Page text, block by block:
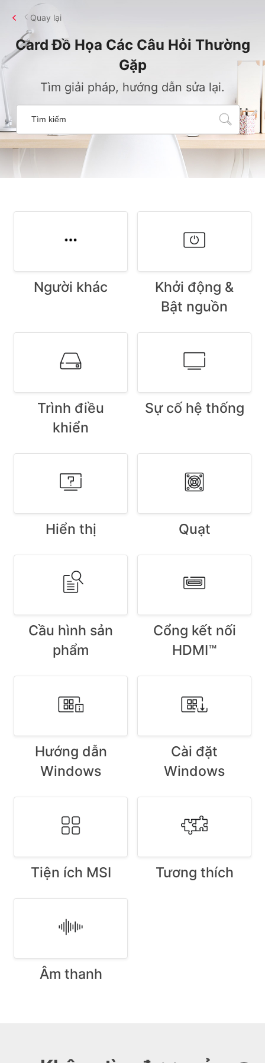
Card Đồ Họa Các Câu Hỏi Thường
Gặp
Tìm giải pháp, hướng dẫn sửa lại.
Quay lại
Người khác
Khởi động &
Bật nguồn
Trình điều
khiển
Sự cố hệ thống
Hiển thị Quạt
Cầu hình sản
phẩm
Cổng kết nối
HDMI™
Hướng dẫn
Windows
Cài đặt
Windows
Tiện ích MSI Tương thích
Âm thanh